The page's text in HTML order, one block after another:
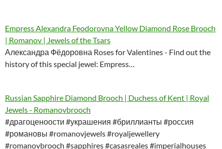
Empress Alexandra Feodorovna Yellow Diamond Rose Brooch
| Romanov | Jewels of the Tsars
Александра Фёдоровна Roses for Valentines - Find out the
history of this special jewel: Empress…
Russian Sapphire Diamond Brooch | Duchess of Kent | Royal
Jewels - Romanovbrooch
#драгоценоости #украшения #бриллианты #россия
#романовы #romanovjewels #royaljewellery
#romanovbrooch #sapphires #casasreales #imperialhouses